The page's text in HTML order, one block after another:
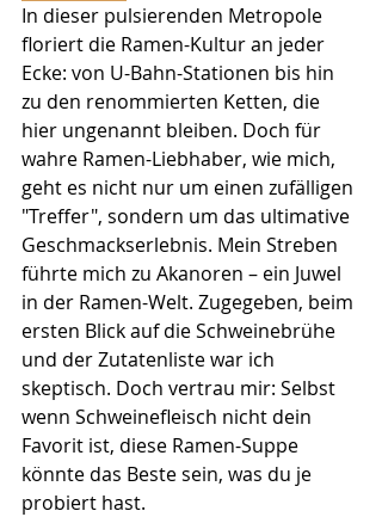
In dieser pulsierenden Metropole
floriert die Ramen-Kultur an jeder
Ecke: von U-Bahn-Stationen bis hin
zu den renommierten Ketten, die
hier ungenannt bleiben. Doch für
wahre Ramen-Liebhaber, wie mich,
geht es nicht nur um einen zufälligen
"Treffer", sondern um das ultimative
Geschmackserlebnis. Mein Streben
führte mich zu Akanoren – ein Juwel
in der Ramen-Welt. Zugegeben, beim
ersten Blick auf die Schweinebrühe
und der Zutatenliste war ich
skeptisch. Doch vertrau mir: Selbst
wenn Schweinefleisch nicht dein
Favorit ist, diese Ramen-Suppe
könnte das Beste sein, was du je
probiert hast.